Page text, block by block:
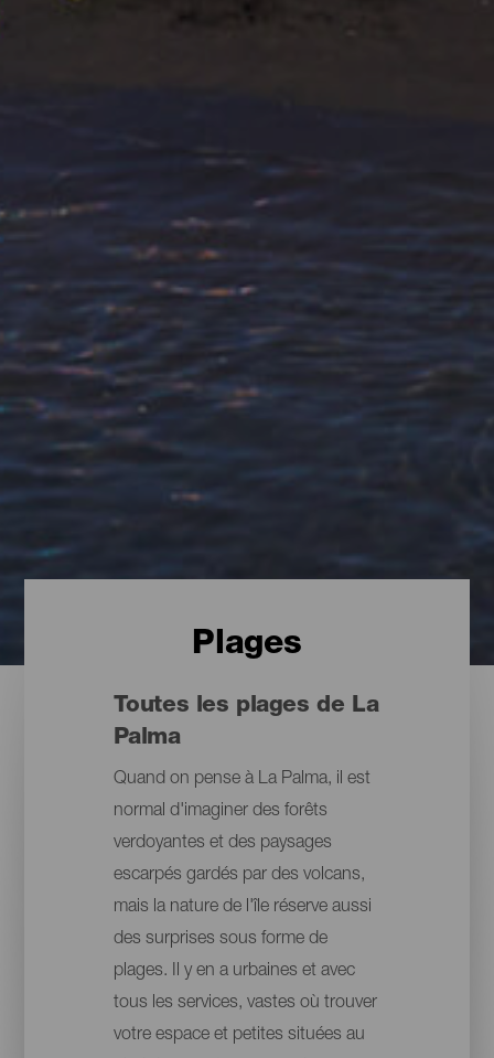
Plages
Toutes les plages de La
Palma
Quand on pense à La Palma, il est
normal d'imaginer des forêts
verdoyantes et des paysages
escarpés gardés par des volcans,
mais la nature de l'île réserve aussi
des surprises sous forme de
plages. Il y en a urbaines et avec
tous les services, vastes où trouver
votre espace et petites situées au